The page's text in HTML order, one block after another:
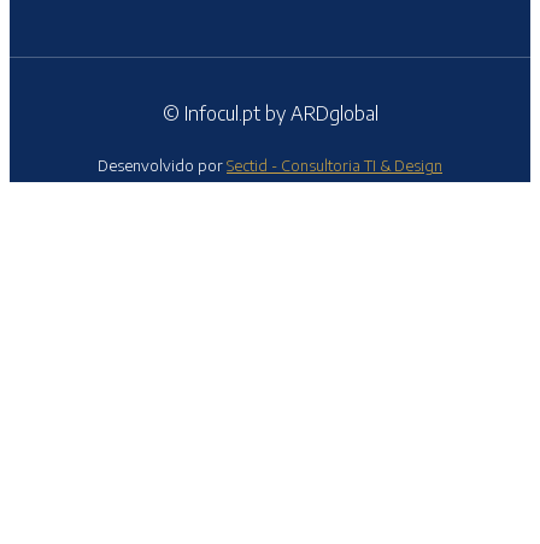
© Infocul.pt by ARDglobal
Desenvolvido porSectid - Consultoria TI & Design